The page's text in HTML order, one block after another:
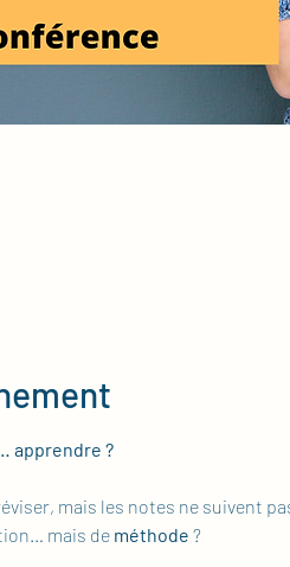
apprendre ?
mais les notes ne suivent
mais de méthode ?